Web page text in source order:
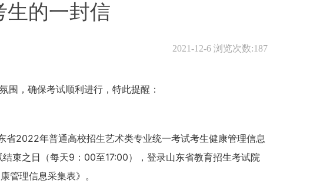
生的一封信
2021-12-6 浏览次数:187
，确保考试顺利进行，特此提醒：
省2022年普通高校招生艺术类专业统一考试考生健康管理信息
束之日（每天9：00至17:00），登录山东省教育招生考试院
理信息采集表》。